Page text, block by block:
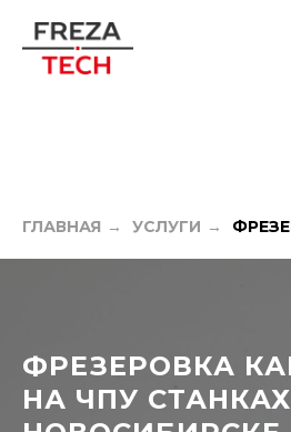
ГЛАВНАЯ → УСЛУГИ →
ФРЕЗЕРОВКА
НА ЧПУ